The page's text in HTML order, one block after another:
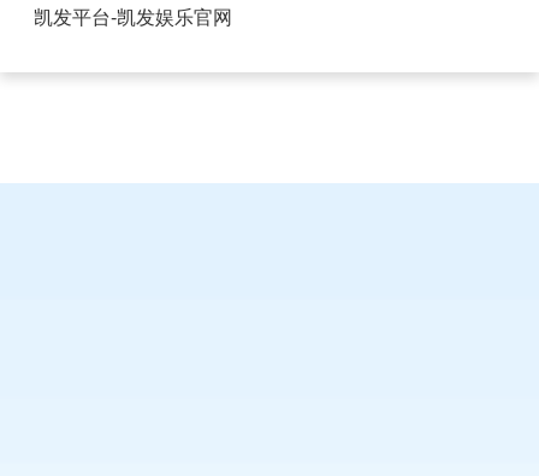
吉林FPC连接器生产厂商-凯发平台
凯发平台-凯发娱乐官网